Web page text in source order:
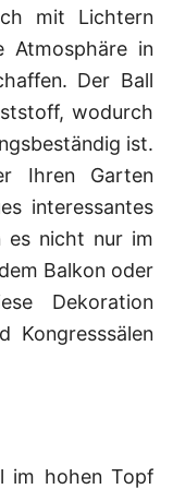
mit Lichtern
Atmosphäre in
Der Ball
wodurch
ist.
Ihren Garten
interessantes
es nicht nur im
Balkon oder
Dekoration
Kongresssälen
im hohen Topf